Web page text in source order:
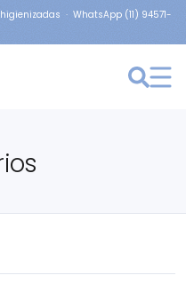
· WhatsApp (11) 94571-